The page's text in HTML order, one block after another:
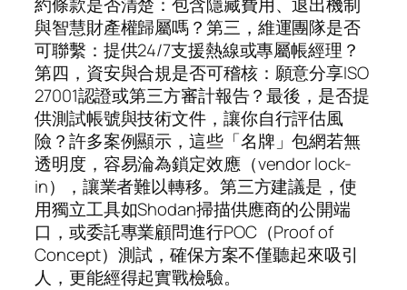
與智慧財產權歸屬嗎？第三，維運團隊是否
可聯繫：提供24/7支援熱線或專屬帳經理？
第四，資安與合規是否可稽核：願意分享ISO
27001認證或第三方審計報告？最後，是否提
供測試帳號與技術文件，讓你自行評估風
險？許多案例顯示，這些「名牌」包網若無
透明度，容易淪為鎖定效應（vendor lock-
in），讓業者難以轉移。第三方建議是，使
用獨立工具如Shodan掃描供應商的公開端
口，或委託專業顧問進行POC（Proof of
Concept）測試，確保方案不僅聽起來吸引
人，更能經得起實戰檢驗。